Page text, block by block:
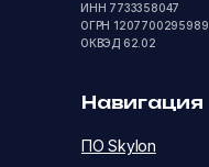
Навигация
ПО Skylon
ИНН 7733358047
ОГРН 1207700295989
ОКВЭД 62.02